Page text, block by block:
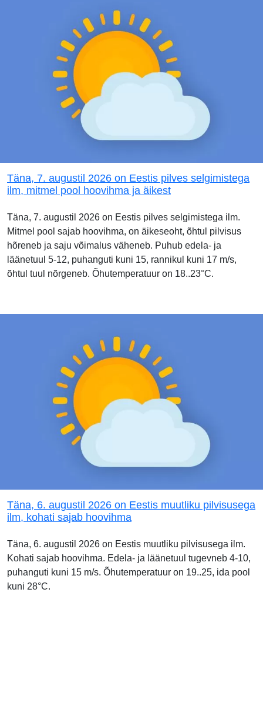
Täna, 7. augustil 2026 on Eestis pilves selgimistega
ilm, mitmel pool hoovihma ja äikest
Täna, 7. augustil 2026 on Eestis pilves selgimistega ilm.
Mitmel pool sajab hoovihma, on äikeseoht, õhtul pilvisus
hõreneb ja saju võimalus väheneb. Puhub edela- ja
läänetuul 5-12, puhanguti kuni 15, rannikul kuni 17 m/s,
õhtul tuul nõrgeneb. Õhutemperatuur on 18..23°C.
Täna, 6. augustil 2026 on Eestis muutliku pilvisusega
ilm, kohati sajab hoovihma
Täna, 6. augustil 2026 on Eestis muutliku pilvisusega ilm.
Kohati sajab hoovihma. Edela- ja läänetuul tugevneb 4-10,
puhanguti kuni 15 m/s. Õhutemperatuur on 19..25, ida pool
kuni 28°C.